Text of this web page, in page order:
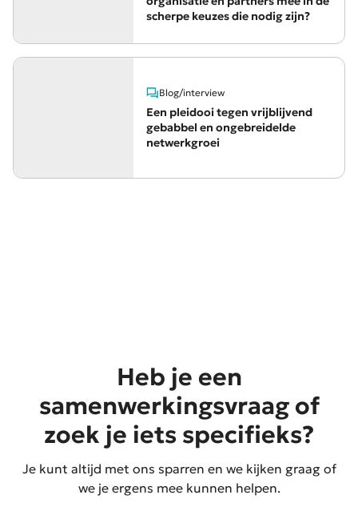
scherpe keuzes die nodig zijn?
Blog/interview
Een pleidooi tegen vrijblijvend
gebabbel en ongebreidelde
netwerkgroei
Heb je een
samenwerkingsvraag of
zoek je iets specifieks?
Je kunt altijd met ons sparren en we kijken graag of
we je ergens mee kunnen helpen.